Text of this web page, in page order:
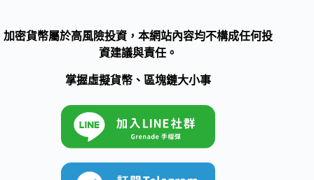
加密貨幣屬於高風險投資，本網站內容均不構成任何投
資建議與責任。
掌握虛擬貨幣、區塊鏈大小事